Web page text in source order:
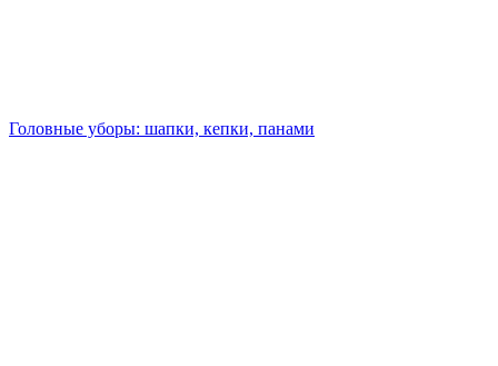
Головные уборы: шапки, кепки, панами